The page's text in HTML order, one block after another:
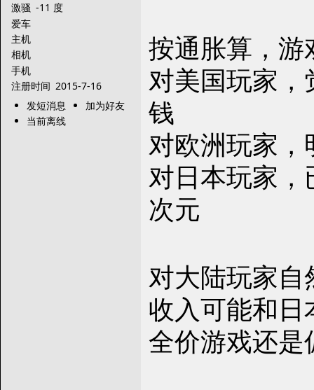
激骚 -11 度
爱车
主机
相机
手机
注册时间 2015-7-16
发短消息
加为好友
当前离线
按通胀算，
对美国玩家
钱
对欧洲玩家
对日本玩家
次元
对大陆玩家
收入可能和
全价游戏还是